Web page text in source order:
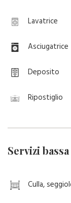
Lavatrice
Asciugatrice
Deposito
Ripostiglio
Servizi
Culla,